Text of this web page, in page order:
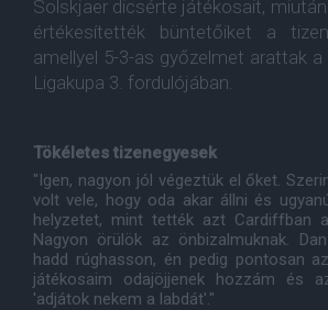
Solskjaer dicsérte játékosait,
értékesítették büntetőiket a
amellyel 5-3-as győzelmet arattak a
Ligakupa 3. fordulójában.
Tökéletes tizenegyesek
"Igen, nagyon jól végeztük el őket.
volt vele, hogy oda akar állni és
helyzetet, mint tették azt Cardiffban
Nagyon örülök az önbizalmuknak.
hadd rúghasson, én pedig pontosan
játékosaim odajöjjenek hozzám és
'adjátok nekem a labdát'."